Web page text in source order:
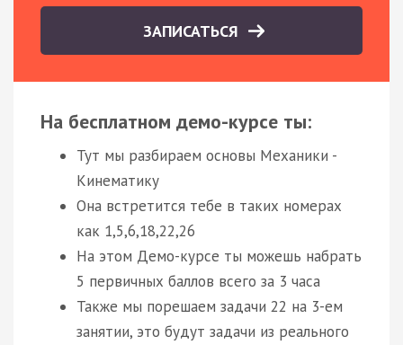
ЗАПИСАТЬСЯ
На бесплатном демо-курсе ты:
Тут мы разбираем основы Механики -
Кинематику
Она встретится тебе в таких номерах
как 1,5,6,18,22,26
На этом Демо-курсе ты можешь набрать
5 первичных баллов всего за 3 часа
Также мы порешаем задачи 22 на 3-ем
занятии, это будут задачи из реального